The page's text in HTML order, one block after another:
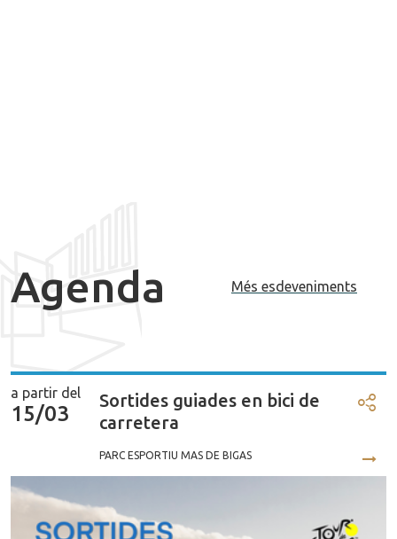
Agenda Més esdeveniments
a partir del
15/03
Sortides guiades en bici de
carretera
PARC ESPORTIU MAS DE BIGAS